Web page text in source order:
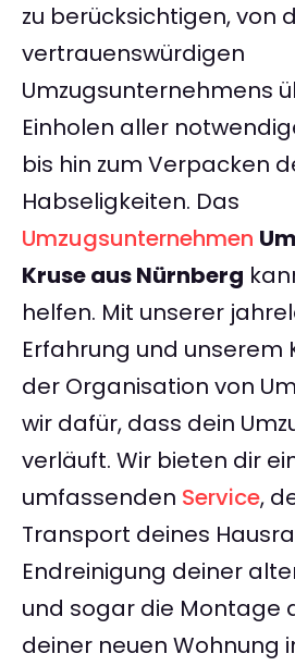
zu berücksichtigen, von
vertrauenswürdigen
Umzugsunternehmens
Einholen aller
bis hin zum Verpacken
Habseligkeiten. Das
Umzugsunternehmen
Kruse aus Nürnberg
helfen. Mit unserer
Erfahrung und unserem
der Organisation von
wir dafür, dass dein
verläuft. Wir bieten dir
umfassenden Service,
Transport deines
Endreinigung deiner
und sogar die Montage
deiner neuen Wohnung